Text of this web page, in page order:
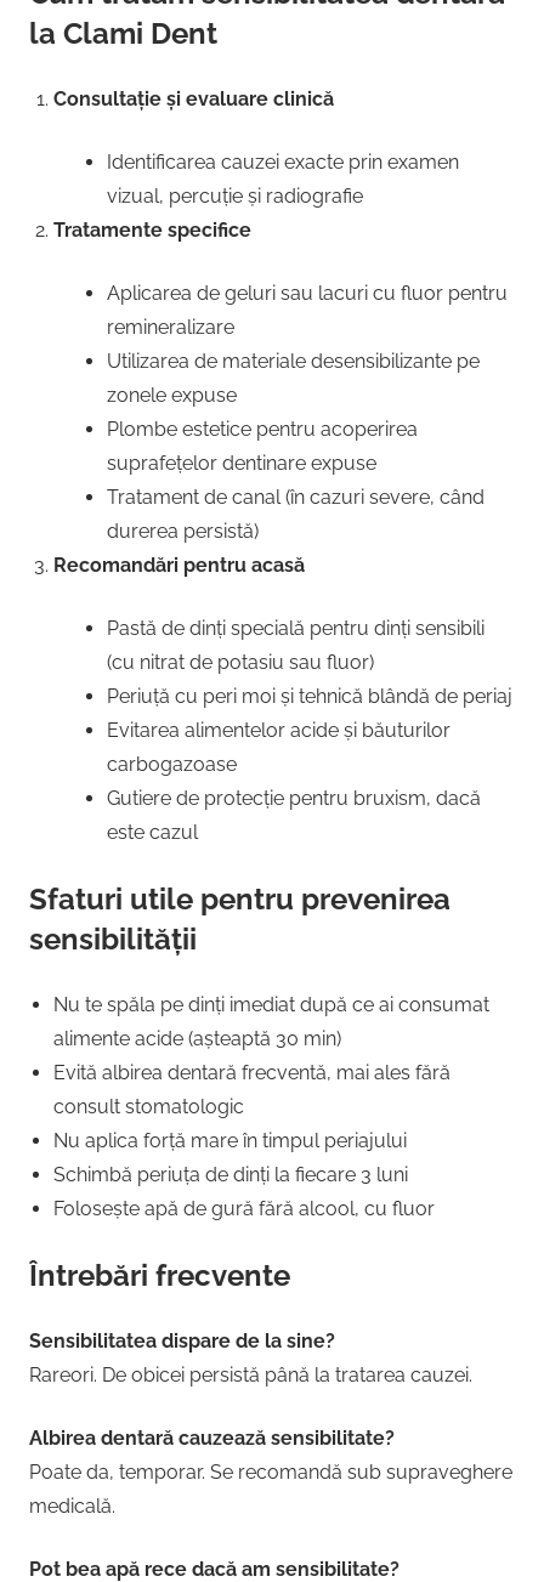
la Clami Dent
Consultație și evaluare clinică
Identificarea cauzei exacte prin examen
vizual, percuție și radiografie
Tratamente specifice
Aplicarea de geluri sau lacuri cu fluor pentru
remineralizare
Utilizarea de materiale desensibilizante pe
zonele expuse
Plombe estetice pentru acoperirea
suprafețelor dentinare expuse
Tratament de canal (în cazuri severe, când
durerea persistă)
Recomandări pentru acasă
Pastă de dinți specială pentru dinți sensibili
(cu nitrat de potasiu sau fluor)
Periuță cu peri moi și tehnică blândă de periaj
Evitarea alimentelor acide și băuturilor
carbogazoase
Gutiere de protecție pentru bruxism, dacă
este cazul
Sfaturi utile pentru prevenirea
sensibilității
Nu te spăla pe dinți imediat după ce ai consumat
alimente acide (așteaptă 30 min)
Evită albirea dentară frecventă, mai ales fără
consult stomatologic
Nu aplica forță mare în timpul periajului
Schimbă periuța de dinți la fiecare 3 luni
Folosește apă de gură fără alcool, cu fluor
Întrebări frecvente
Sensibilitatea dispare de la sine?
Rareori. De obicei persistă până la tratarea cauzei.
Albirea dentară cauzează sensibilitate?
Poate da, temporar. Se recomandă sub supraveghere
medicală.
Pot bea apă rece dacă am sensibilitate?